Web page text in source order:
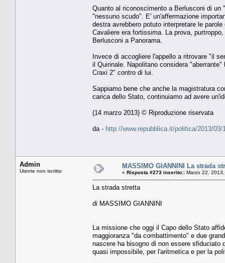
Quanto al riconoscimento a Berlusconi di
"nessuno scudo". E' un'affermazione
destra avrebbero potuto interpretare le
Cavaliere era fortissima. La prova,
Berlusconi a Panorama.
Invece di accogliere l'appello a ritrovare "il
il Quirinale. Napolitano considera
Craxi 2" contro di lui.
Sappiamo bene che anche la magistratura
carica dello Stato, continuiamo ad avere
(14 marzo 2013) © Riproduzione riservata
da - http://www.repubblica.it/politica/2013/
Admin
Utente non iscritto
MASSIMO GIANNINI La strada
« Risposta #273 inserito:: Marzo 22,
La strada stretta
di MASSIMO GIANNINI
La missione che oggi il Capo dello Stato
maggioranza "da combattimento" e due
nascere ha bisogno di non essere sfiduciato
quasi impossibile, per l'aritmetica e per la